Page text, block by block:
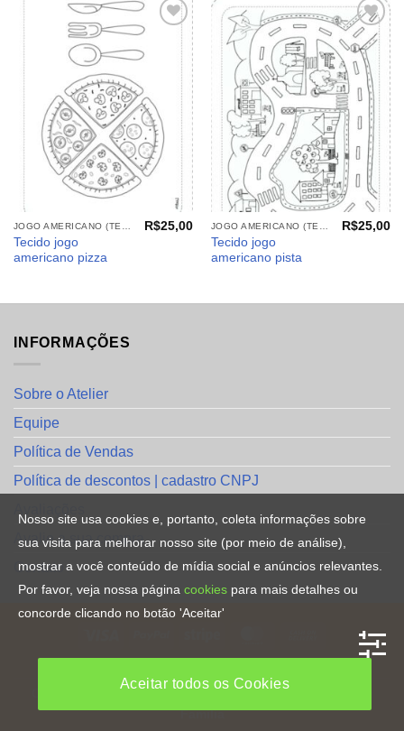
Adicionar
Tecido jogo
americano pizza
R$25,00
Adicionar
aos
meus
desejos
Tecido jogo
americano pista
R$25,00
INFORMAÇÕES
Sobre o Atelier
Equipe
Política de Vendas
Política de descontos | cadastro CNPJ
Avalie a sua compra
Contato
Copyright [2023] ©Direitos Reservados. By
Familia
Nosso site usa cookies e, portanto, coleta informações sobre
sua visita para melhorar nosso site (por meio de análise),
mostrar a você conteúdo de mídia social e anúncios relevantes.
Por favor, veja nossa página cookies para mais detalhes ou
concorde clicando no botão 'Aceitar'
Aceitar todos os Cookies